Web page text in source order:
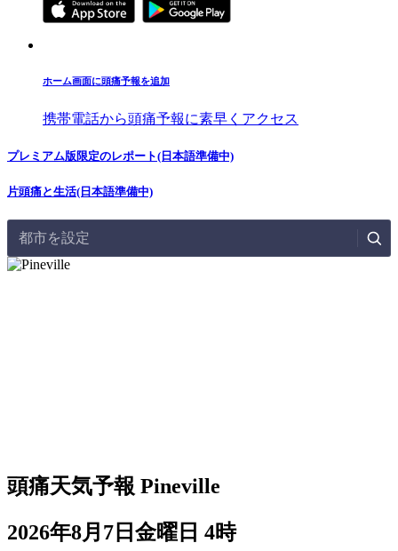
ホーム画面に頭痛予報を追加
携帯電話から頭痛予報に素早くアクセス
プレミアム版限定のレポート(日本語準備中)
片頭痛と生活(日本語準備中)
都市を設定
頭痛天気予報 Pineville
2026年8月7日金曜日 4時